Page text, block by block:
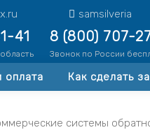
samsilveria
41 8 (800) 707-
Звонок по России
оплата Как сделать
системы